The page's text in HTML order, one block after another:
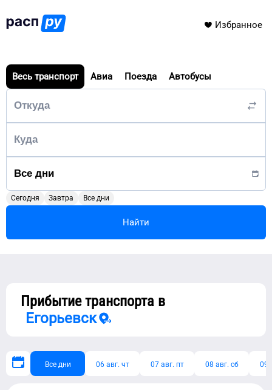
Избранное
Весь транспорт Авиа Поезда Автобусы
Сегодня Завтра Все дни
Найти
Прибытие транспорта в
Егорьевск
Все дни 06 авг. чт 07 авг. пт 08 авг. сб 09